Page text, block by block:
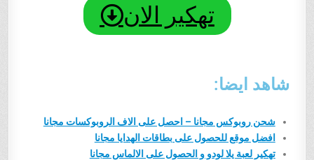
تهكير الان
شاهد ايضا:
شحن روبوكس مجانا – احصل على الاف الروبوكسات مجانا
افضل موقع للحصول على بطاقات الهدايا مجانا
تهكير لعبة يلا لودو و الحصول على الالماس مجانا